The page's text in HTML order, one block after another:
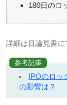
180日のロ
詳細は目論見書に
参考記事
IPOのロッ
の影響は？